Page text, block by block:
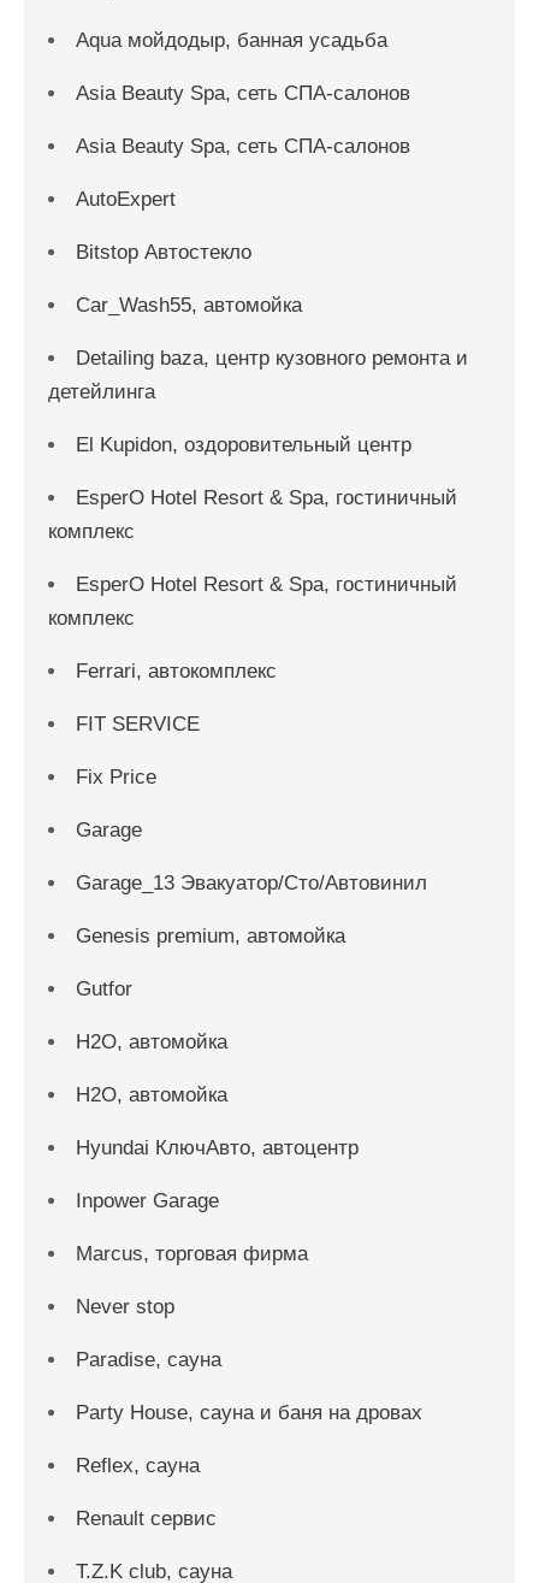
Aqua мойдодыр, банная усадьба
Asia Beauty Spa, сеть СПА-салонов
Asia Beauty Spa, сеть СПА-салонов
AutoExpert
Bitstop Автостекло
Car_Wash55, автомойка
Detailing baza, центр кузовного ремонта и
детейлинга
El Kupidon, оздоровительный центр
EsperO Hotel Resort & Spa, гостиничный
комплекс
EsperO Hotel Resort & Spa, гостиничный
комплекс
Ferrari, автокомплекс
FIT SERVICE
Fix Price
Garage
Garage_13 Эвакуатор/Сто/Автовинил
Genesis premium, автомойка
Gutfor
H2O, автомойка
H2O, автомойка
Hyundai КлючАвто, автоцентр
Inpower Garage
Marcus, торговая фирма
Never stop
Paradise, сауна
Party House, сауна и баня на дровах
Reflex, сауна
Renault сервис
T.Z.K club, сауна